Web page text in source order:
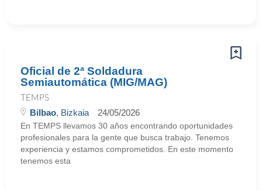
Oficial de 2ª Soldadura
Semiautomática (MIG/MAG)
TEMPS
Bilbao, Bizkaia 24/05/2026
En TEMPS llevamos 30 años encontrando oportunidades
profesionales para la gente que busca trabajo. Tenemos
experiencia y estamos comprometidos. En este momento
tenemos esta